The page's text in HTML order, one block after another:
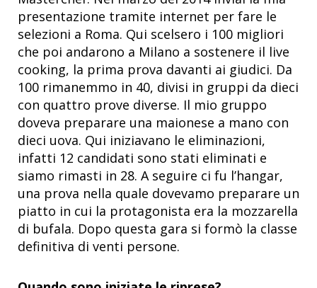
presentazione tramite internet per fare le
selezioni a Roma. Qui scelsero i 100 migliori
che poi andarono a Milano a sostenere il live
cooking, la prima prova davanti ai giudici. Da
100 rimanemmo in 40, divisi in gruppi da dieci
con quattro prove diverse. Il mio gruppo
doveva preparare una maionese a mano con
dieci uova. Qui iniziavano le eliminazioni,
infatti 12 candidati sono stati eliminati e
siamo rimasti in 28. A seguire ci fu l’hangar,
una prova nella quale dovevamo preparare un
piatto in cui la protagonista era la mozzarella
di bufala. Dopo questa gara si formò la classe
definitiva di venti persone.